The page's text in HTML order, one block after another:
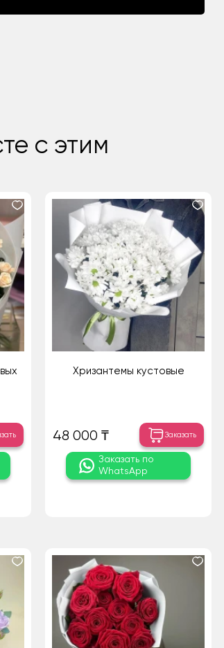
с этим
Хризантемы кустовые
48 000 ₸ Заказать
Заказать по
WhatsApp